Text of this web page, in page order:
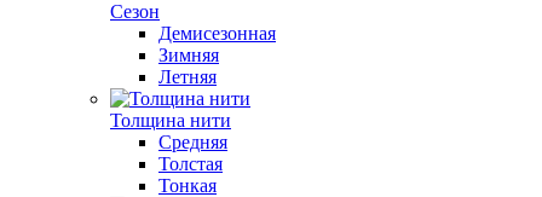
Сезон
Демисезонная
Зимняя
Летняя
Толщина нити
Средняя
Толстая
Тонкая